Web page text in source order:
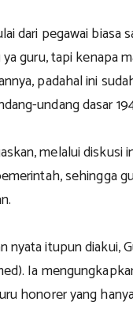
dari pegawai biasa
guru, tapi kenapa
padahal ini
undang dasar
melalui diskusi
sehingga
nyata itupun diakui,
Ia
honorer yang